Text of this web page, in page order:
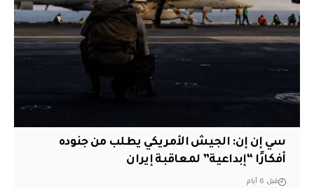
سي إن إن: الجيش الأمريكي يطلب من جنوده
أفكارًا “إبداعية” لمعاقبة إيران
قبل 6 أيام